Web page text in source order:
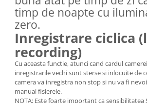
timp de noapte cu
zero.
Inregistrare ciclica
recording)
Cu aceasta functie, atunci cand cardul
inregistrarile vechi sunt sterse si inlocuite de
camera va inregistra non stop si nu va fi
manual fisierele.
NOTA: Este foarte important ca sensibilitatea